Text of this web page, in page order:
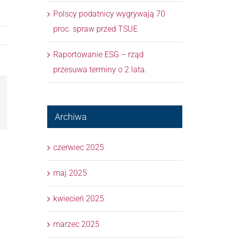
Polscy podatnicy wygrywają 70
proc. spraw przed TSUE
Raportowanie ESG – rząd
przesuwa terminy o 2 lata.
Archiwa
czerwiec 2025
maj 2025
kwiecień 2025
marzec 2025